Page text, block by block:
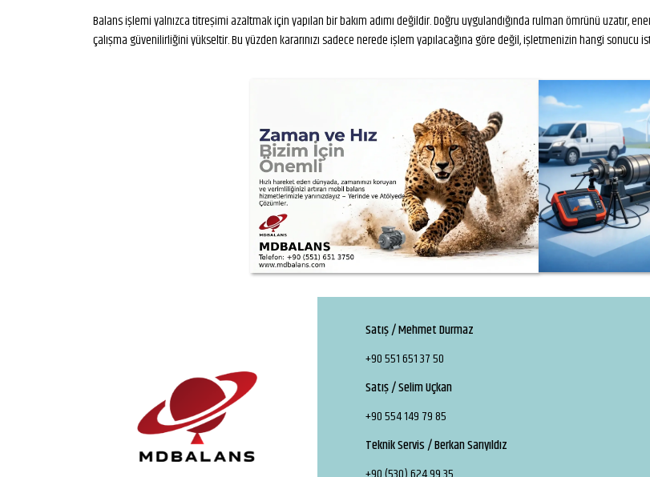
Balans işlemi yalnızca titreşimi azaltmak için yapılan bir bakım adımı değildir. Doğru uygulandığında rulman ömrünü uzatır,
çalışma güvenilirliğini yükseltir. Bu yüzden kararınızı sadece nerede işlem yapılacağına göre değil, işletmenizin hangi sonucu
Satış / Mehmet Durmaz
+90 551 651 37 50
Satış / Selim Uçkan
+90 554 149 79 85
Teknik Servis / Berkan Sarıyıldız